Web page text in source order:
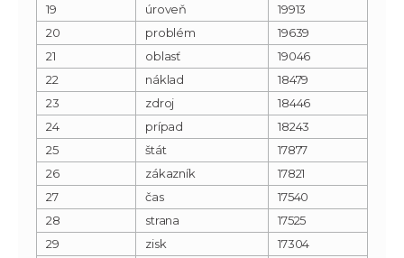
19
úroveň
19913
20
problém
19639
21
oblasť
19046
22
náklad
18479
23
zdroj
18446
24
prípad
18243
25
štát
17877
26
zákazník
17821
27
čas
17540
28
strana
17525
29
zisk
17304